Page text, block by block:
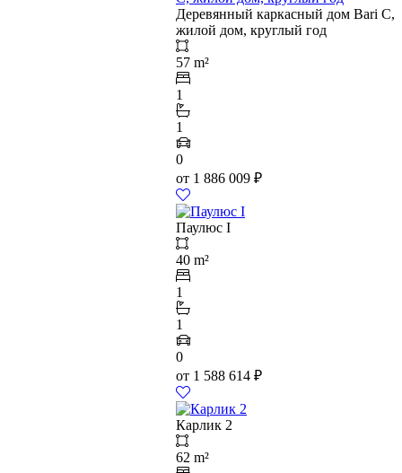
Деревянный каркасный дом Bari C,
жилой дом, круглый год
57 m²
1
1
0
от 1 886 009 ₽
Паулюс I
40 m²
1
1
0
от 1 588 614 ₽
Карлик 2
62 m²